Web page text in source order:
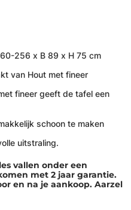
256 x B 89 x H 75 cm
van Hout met fineer
fineer geeft de tafel een
schoon te maken
uitstraling.
vallen onder een
met 2 jaar garantie.
en na je aankoop. Aarzel